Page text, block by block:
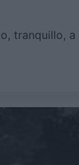
tranquillo,